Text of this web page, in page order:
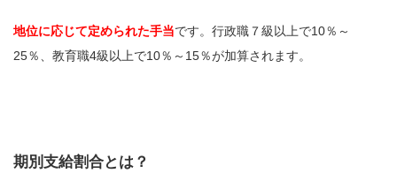
地位に応じて定められた手当です。行政職７級以上で10％～
25％、教育職4級以上で10％～15％が加算されます。
期別支給割合とは？